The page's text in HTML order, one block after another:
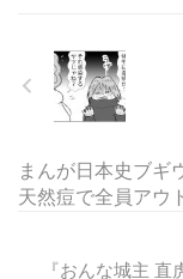
まんが日本史ブギ
天然痘で全員アウ
『おんな城主